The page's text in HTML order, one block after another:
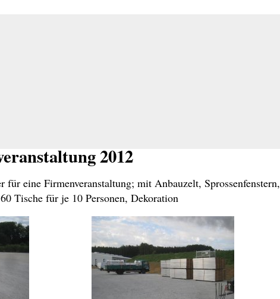
2012
für eine Firmenveranstaltung; mit Anbauzelt, Sprossenfenstern,
Tische für je 10 Personen, Dekoration